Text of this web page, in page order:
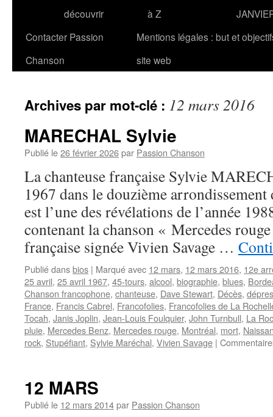
découvrir
à Z
Contacter Passion
Chanson
Mentions légales : but et
site web
Archives par mot-clé : 12 mars 2016
MARECHAL Sylvie
Publié le26 février 2026par Passion Chanson
La chanteuse française Sylvie
1967 dans le douzième
est l’une des révélations de l’année
contenant la chanson « Mercedes
française signée Vivien Savage …
Publié dansbios | Marqué avec 12 mars, 12 mars 2016, 12e
25 avril, 25 avril 1967, 45-tours, alcool, biographie, blues,
Chanson francophone, chanteuse, Dave Stewart, Décès,
France, Francis Cabrel, Francofolies, Francofolies de La
Tocah, Janis Joplin, Jean-Louis Foulquier, John Turnbull, La
pluie, Mercedes Benz, Mercedes rouge, Montréal, mort,
rock, Stupéfiant, Sylvie Maréchal, Vivien Savage |
12 MARS
Publié le 12 mars 2014par Passion Chanson